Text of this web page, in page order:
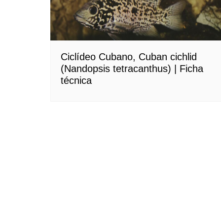
Ciclídeo Cubano, Cuban cichlid
(Nandopsis tetracanthus) | Ficha
técnica